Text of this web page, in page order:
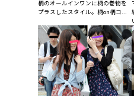
柄のオールインワンに柄の巻物を
プラスしたスタイル。柄on柄コ...